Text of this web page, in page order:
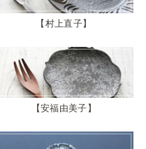
村上直子
安福由美子